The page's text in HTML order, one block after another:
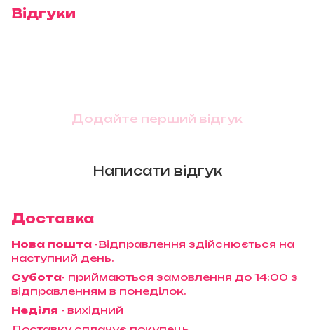
Відгуки
Додайте перший відгук
Написати відгук
Доставка
Нова пошта -Відправлення здійснюється на
наступний день.
Субота- приймаються замовлення до 14:00 з
відправленням в понеділок.
Неділя - вихідний